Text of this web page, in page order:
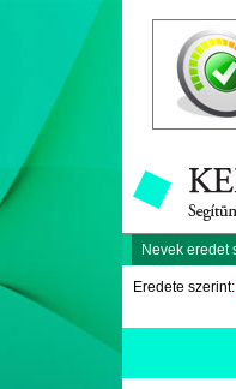
Nevek eredet
Eredete szerint: